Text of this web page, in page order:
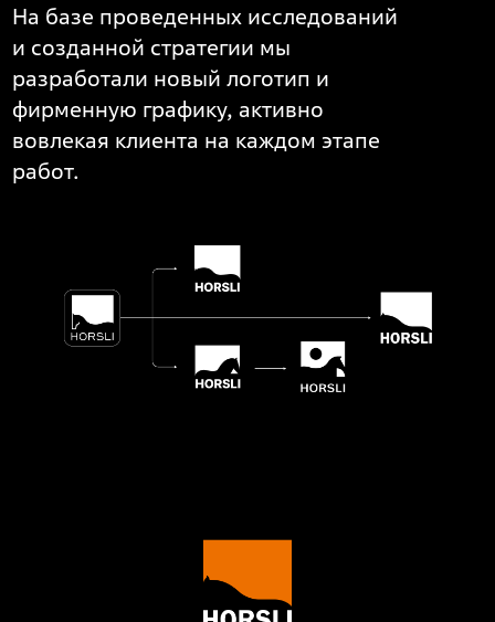
На базе проведенных исследований
и созданной стратегии мы
разработали новый логотип и
фирменную графику, активно
вовлекая клиента на каждом этапе
работ.